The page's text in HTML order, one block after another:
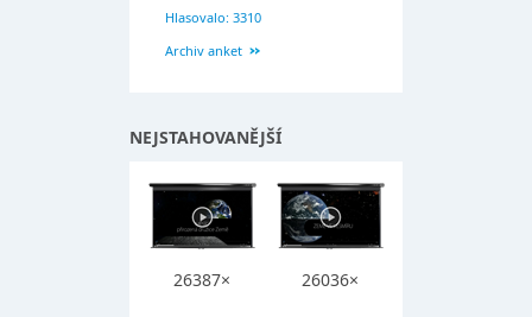
Hlasovalo: 3310
Archiv anket
NEJSTAHOVANĚJŠÍ
26387× 26036×